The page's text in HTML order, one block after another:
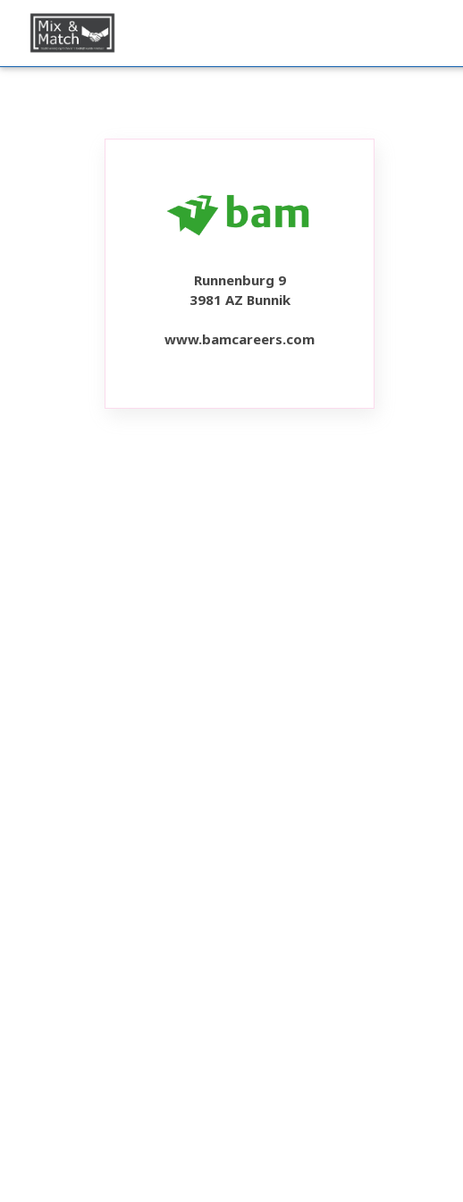
Runnenburg 9
3981 AZ Bunnik
www.bamcareers.com